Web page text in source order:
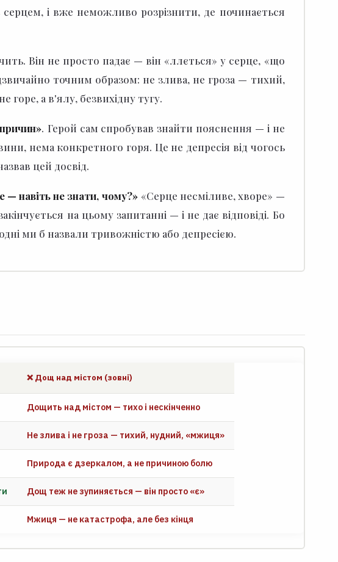
і вже неможливо розрізнити, де починається
Він не просто падає — він «ллється» у серце, «що
точним образом: не злива, не гроза — тихий,
горе, а в'ялу, безвихідну тугу.
. Герой сам спробував знайти пояснення — і не
нема конкретного горя. Це не депресія від чогось
цей досвід.
— навіть не знати, чому?» «Серце несміливе, хворе» —
на цьому запитанні — і не дає відповіді. Бо
ми б назвали тривожністю або депресією.
❌ Дощ над містом (зовні)
Дощить над містом — тихо і нескінченно
Не злива і не гроза — тихий, нудний, «мжиця»
Природа є дзеркалом, а не причиною болю
Дощ теж не зупиняється — він просто «є»
Мжиця — не катастрофа, але без кінця